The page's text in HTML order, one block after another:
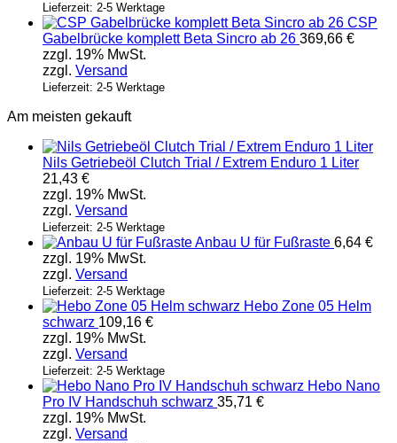
Lieferzeit: 2-5 Werktage
CSP
Gabelbrücke komplett Beta Sincro ab 26 369,66 €
zzgl. 19% MwSt.
zzgl. Versand
Lieferzeit: 2-5 Werktage
Am meisten gekauft
Nils Getriebeöl Clutch Trial / Extrem Enduro 1 Liter
21,43 €
zzgl. 19% MwSt.
zzgl. Versand
Lieferzeit: 2-5 Werktage
Anbau U für Fußraste 6,64 €
zzgl. 19% MwSt.
zzgl. Versand
Lieferzeit: 2-5 Werktage
Hebo Zone 05 Helm
schwarz 109,16 €
zzgl. 19% MwSt.
zzgl. Versand
Lieferzeit: 2-5 Werktage
Hebo Nano
Pro IV Handschuh schwarz 35,71 €
zzgl. 19% MwSt.
zzgl. Versand